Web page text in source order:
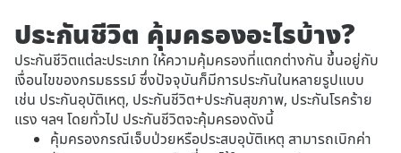
ประกันชีวิต คุ้มครองอะไรบ้าง?
ประกันชีวิตแต่ละประเภท ให้ความคุ้มครองที่แตกต่างกัน ขึ้นอยู่กับ
เงื่อนไขของกรมธรรม์ ซึ่งปัจจุบันก็มีการประกันในหลายรูปแบบ
เช่น ประกันอุบัติเหตุ, ประกันชีวิต+ประกันสุขภาพ, ประกันโรคร้าย
แรง ฯลฯ โดยทั่วไป ประกันชีวิตจะคุ้มครองดังนี้
คุ้มครองกรณีเจ็บป่วยหรือประสบอุบัติเหตุ สามารถเบิกค่า